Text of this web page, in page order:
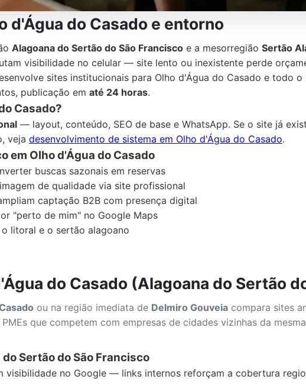
d'Água do Casado e entorno
Alagoana do Sertão do São Francisco e a mesorregião Sertão
visibilidade no celular — site lento ou inexistente perde
sites institucionais para Olho d'Água do Casado e todo
publicação em até 24 horas.
Casado?
— layout, conteúdo, SEO de base e WhatsApp. Se o site já
veja desenvolvimento de sistema em Olho d'Água do Casado.
em Olho d'Água do Casado
buscas sazonais em reservas
de qualidade via site profissional
captação B2B com presença digital
"perto de mim" no Google Maps
litoral e o sertão alagoano
do Casado (Alagoana do Sertão
ou na região imediata de Delmiro Gouveia compara sites
que competem com empresas de cidades vizinhas da
Sertão do São Francisco
visibilidade no Google — links internos reforçam a cobertura